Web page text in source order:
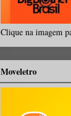
Clique na imagem
Moveletro